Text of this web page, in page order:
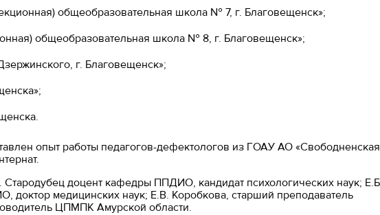
общеобразовательная школа № 7, г. Благовещенск»;
общеобразовательная школа № 8, г. Благовещенск»;
г. Благовещенск»;
опыт работы педагогов-дефектологов из ГОАУ АО «Свободненская
доцент кафедры ППДИО, кандидат психологических наук;
медицинских наук; Е.В. Коробкова, старший преподаватель
ЦПМПК Амурской области.